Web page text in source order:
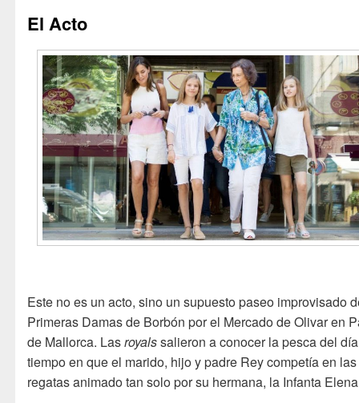
El Acto
Este no es un acto, sino un supuesto paseo improvisado
Primeras Damas de Borbón por el Mercado de Olivar en
de Mallorca. Lasroyalssalieron a conocer la pesca del
tiempo en que el marido, hijo y padre Rey competía en las
regatas animado tan solo por su hermana, la Infanta